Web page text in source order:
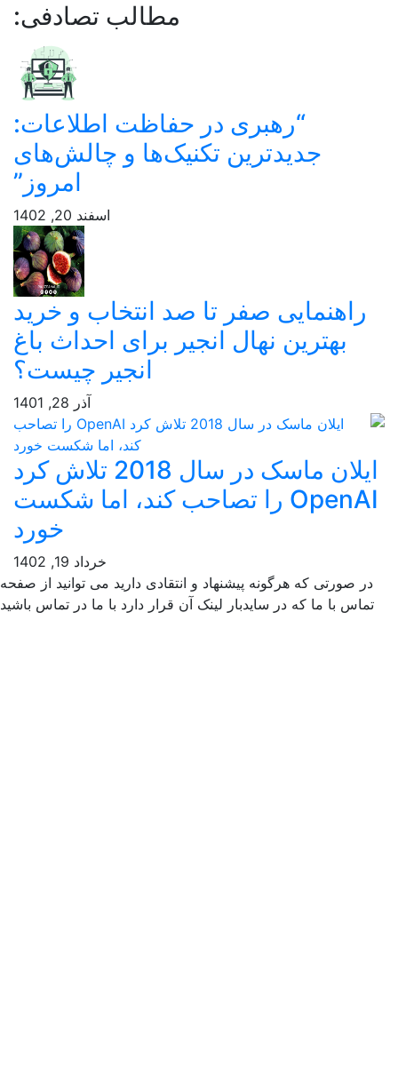
مطالب تصادفی:
“رهبری در حفاظت اطلاعات:
جدیدترین تکنیک‌ها و چالش‌های
امروز”
اسفند 20, 1402
راهنمایی صفر تا صد انتخاب و خرید
بهترین نهال انجیر برای احداث باغ
انجیر چیست؟
ایلان ماسک در سال 2018 تلاش کرد
OpenAI را تصاحب کند، اما شکست
خورد
خرداد 19, 1402
صورتی که هرگونه پیشنهاد و انتقادی دارید می توانید از صفحه
با ما که در سایدبار لینک آن قرار دارد با ما در تماس باشید